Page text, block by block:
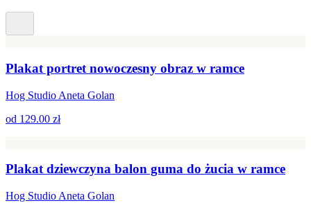
Plakat portret nowoczesny obraz w ramce
Hog Studio Aneta Golan
od 129.00 zł
Plakat dziewczyna balon guma do żucia w ramce
Hog Studio Aneta Golan